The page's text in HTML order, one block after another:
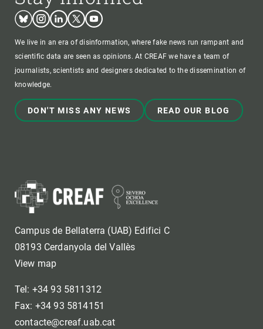
BlueskyInstagram
LinkedinTwitterYoutube
We live in an era of disinformation, where fake news run rampant and
scientific data are seen as opinions. At CREAF we have a team of
journalists, scientists and designers dedicated to the dissemination of
knowledge.
DON'T MISS ANY NEWS READ OUR BLOG
Campus de Bellaterra (UAB) Edifici C
08193 Cerdanyola del Vallès
View map
Tel: +34 93 5811312
Fax: +34 93 5814151
contacte@creaf.uab.cat